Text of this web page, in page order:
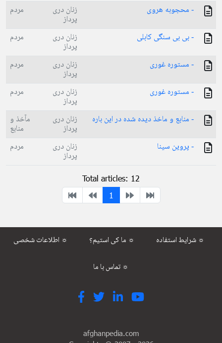
- محجوبه هروی زنان دری
پرداز
مردم
- بی بی سنگی کابلی زنان دری
پرداز
مردم
- مستوره غوری زنان دری
پرداز
مردم
- مستوره غوری زنان دری
پرداز
مردم
- منابع و ماخذ دیده شده در این باره زنان دری
پرداز
مآخذ و
منابع
- پروین سینا
زنان دری
پرداز
مردم
Total articles: 12
1
اطلاعات شخصی ☼ ما کی استیم؟ ☼ شرایط استفاده ☼
تماس با ما ☼
afghanpedia.com